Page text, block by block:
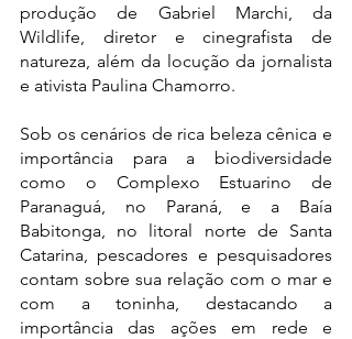
produção de Gabriel Marchi, da
Wildlife, diretor e cinegrafista de
natureza, além da locução da jornalista
e ativista Paulina Chamorro.
Sob os cenários de rica beleza cênica e
importância para a biodiversidade
como o Complexo Estuarino de
Paranaguá, no Paraná, e a Baía
Babitonga, no litoral norte de Santa
Catarina, pescadores e pesquisadores
contam sobre sua relação com o mar e
com a toninha, destacando a
importância das ações em rede e